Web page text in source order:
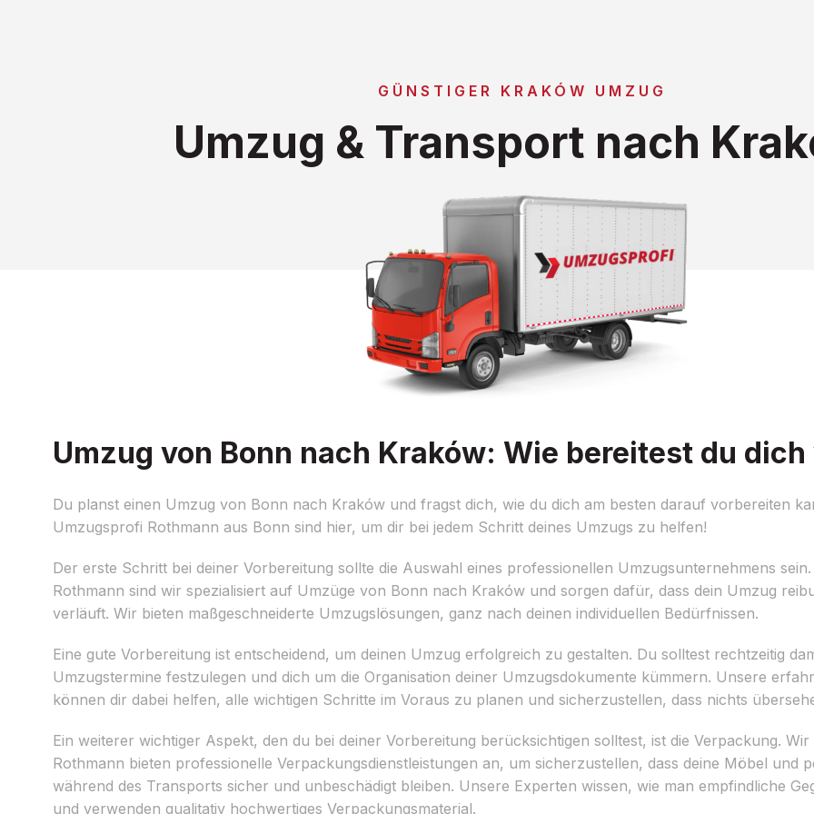
GÜNSTIGER KRAKÓW UMZUG
Umzug & Transport nach
Umzug von Bonn nach Kraków: Wie bereitest du dich
Du planst einen Umzug von Bonn nach Kraków und fragst dich, wie du dich am besten darauf vorbereiten
Umzugsprofi Rothmann aus Bonn sind hier, um dir bei jedem Schritt deines Umzugs zu helfen!
Der erste Schritt bei deiner Vorbereitung sollte die Auswahl eines professionellen Umzugsunternehmens
Rothmann sind wir spezialisiert auf Umzüge von Bonn nach Kraków und sorgen dafür, dass dein Umzug
verläuft. Wir bieten maßgeschneiderte Umzugslösungen, ganz nach deinen individuellen Bedürfnissen.
Eine gute Vorbereitung ist entscheidend, um deinen Umzug erfolgreich zu gestalten. Du solltest rechtzeitig
Umzugstermine festzulegen und dich um die Organisation deiner Umzugsdokumente kümmern. Unsere
können dir dabei helfen, alle wichtigen Schritte im Voraus zu planen und sicherzustellen, dass nichts
Ein weiterer wichtiger Aspekt, den du bei deiner Vorbereitung berücksichtigen solltest, ist die Verpackung.
Rothmann bieten professionelle Verpackungsdienstleistungen an, um sicherzustellen, dass deine Möbel und
während des Transports sicher und unbeschädigt bleiben. Unsere Experten wissen, wie man empfindliche
und verwenden qualitativ hochwertiges Verpackungsmaterial.